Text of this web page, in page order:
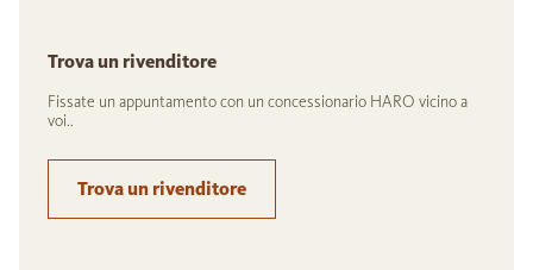
Trova un rivenditore
Fissate un appuntamento con un concessionario HARO vicino a
voi..
Trova un rivenditore